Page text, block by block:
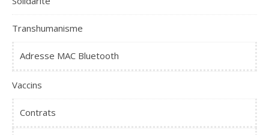
Transhumanisme
Adresse MAC Bluetooth
Vaccins
Contrats